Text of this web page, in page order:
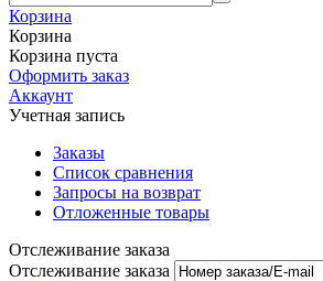
Корзина
Корзина
Корзина пуста
Оформить заказ
Аккаунт
Учетная запись
Заказы
Список сравнения
Запросы на возврат
Отложенные товары
Отслеживание заказа
Отслеживание заказа